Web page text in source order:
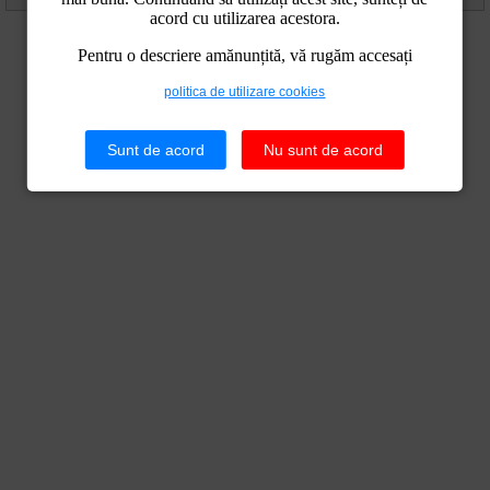
acord cu utilizarea acestora.
Pentru o descriere amănunțită, vă rugăm accesați
politica de utilizare cookies
Sunt de acord Nu sunt de acord